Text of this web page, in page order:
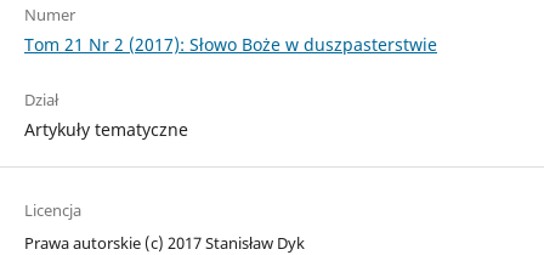
Numer
Tom 21 Nr 2 (2017): Słowo Boże w duszpasterstwie
Dział
Artykuły tematyczne
Licencja
Prawa autorskie (c) 2017 Stanisław Dyk